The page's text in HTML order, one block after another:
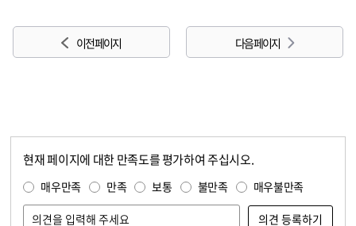
이전 페이지 다음 페이지
현재 페이지에 대한 만족도를 평가하여 주십시오.
매우만족 만족 보통 불만족 매우불만족